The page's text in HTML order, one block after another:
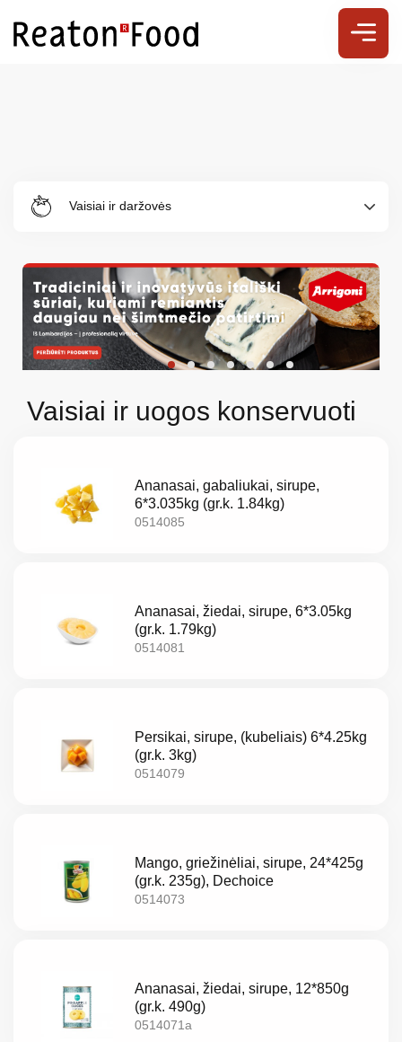
Vaisiai ir daržovės
Vaisiai ir uogos konservuoti
Ananasai, gabaliukai, sirupe,
6*3.035kg (gr.k. 1.84kg)
0514085
Ananasai, žiedai, sirupe, 6*3.05kg
(gr.k. 1.79kg)
0514081
Persikai, sirupe, (kubeliais) 6*4.25kg
(gr.k. 3kg)
0514079
Mango, griežinėliai, sirupe, 24*425g
(gr.k. 235g), Dechoice
0514073
Ananasai, žiedai, sirupe, 12*850g
(gr.k. 490g)
0514071a
Apie
mus
Naujos
Kontaktai